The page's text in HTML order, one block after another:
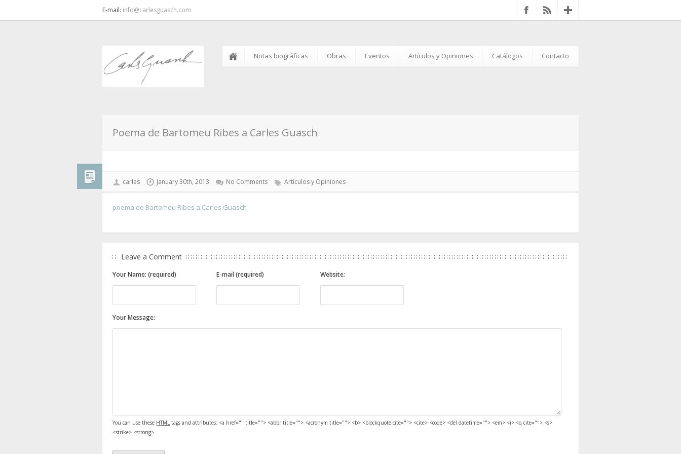
E-mail: info@carlesguasch.com
Notas biográficas Obras Eventos Artículos y Opiniones Catálogos Contacto
Poema de Bartomeu Ribes a Carles Guasch
carles January 30th, 2013 No Comments Artículos y Opiniones
poema de Bartomeu Ribes a Carles Guasch
Leave a Comment
Your Name: (required) E-mail (required) Website:
Your Message:
You can use these HTML tags and attributes: <a href="" title=""> <abbr title=""> <acronym title=""> <b> <blockquote cite=""> <cite> <code> <del datetime=""> <em> <i> <q cite=""> <s>
<strike> <strong>